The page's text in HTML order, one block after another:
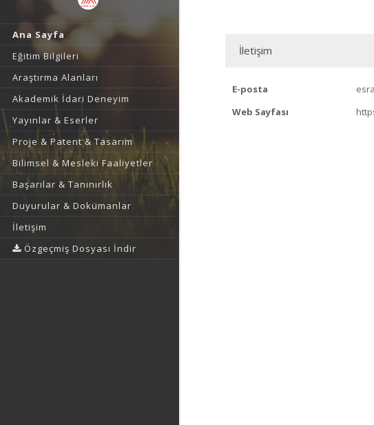
Ana Sayfa
Eğitim Bilgileri
Araştırma Alanları
Akademik İdari Deneyim
Yayınlar & Eserler
Proje & Patent & Tasarım
Bilimsel & Mesleki Faaliyetler
Başarılar & Tanınırlık
Duyurular & Dokümanlar
İletişim
Özgeçmiş Dosyası İndir
İletişim
E-posta
Web Sayfası